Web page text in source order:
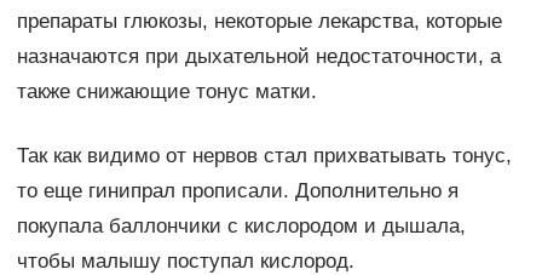
препараты глюкозы, некоторые лекарства, которые
назначаются при дыхательной недостаточности, а
также снижающие тонус матки.
Так как видимо от нервов стал прихватывать тонус,
то еще гинипрал прописали. Дополнительно я
покупала баллончики с кислородом и дышала,
чтобы малышу поступал кислород.